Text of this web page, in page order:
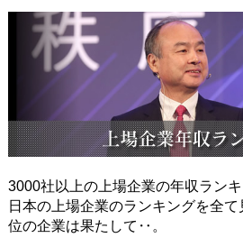
3000社以上の上場企業の年収ランキ
日本の上場企業のランキングを全
位の企業は果たして‥。